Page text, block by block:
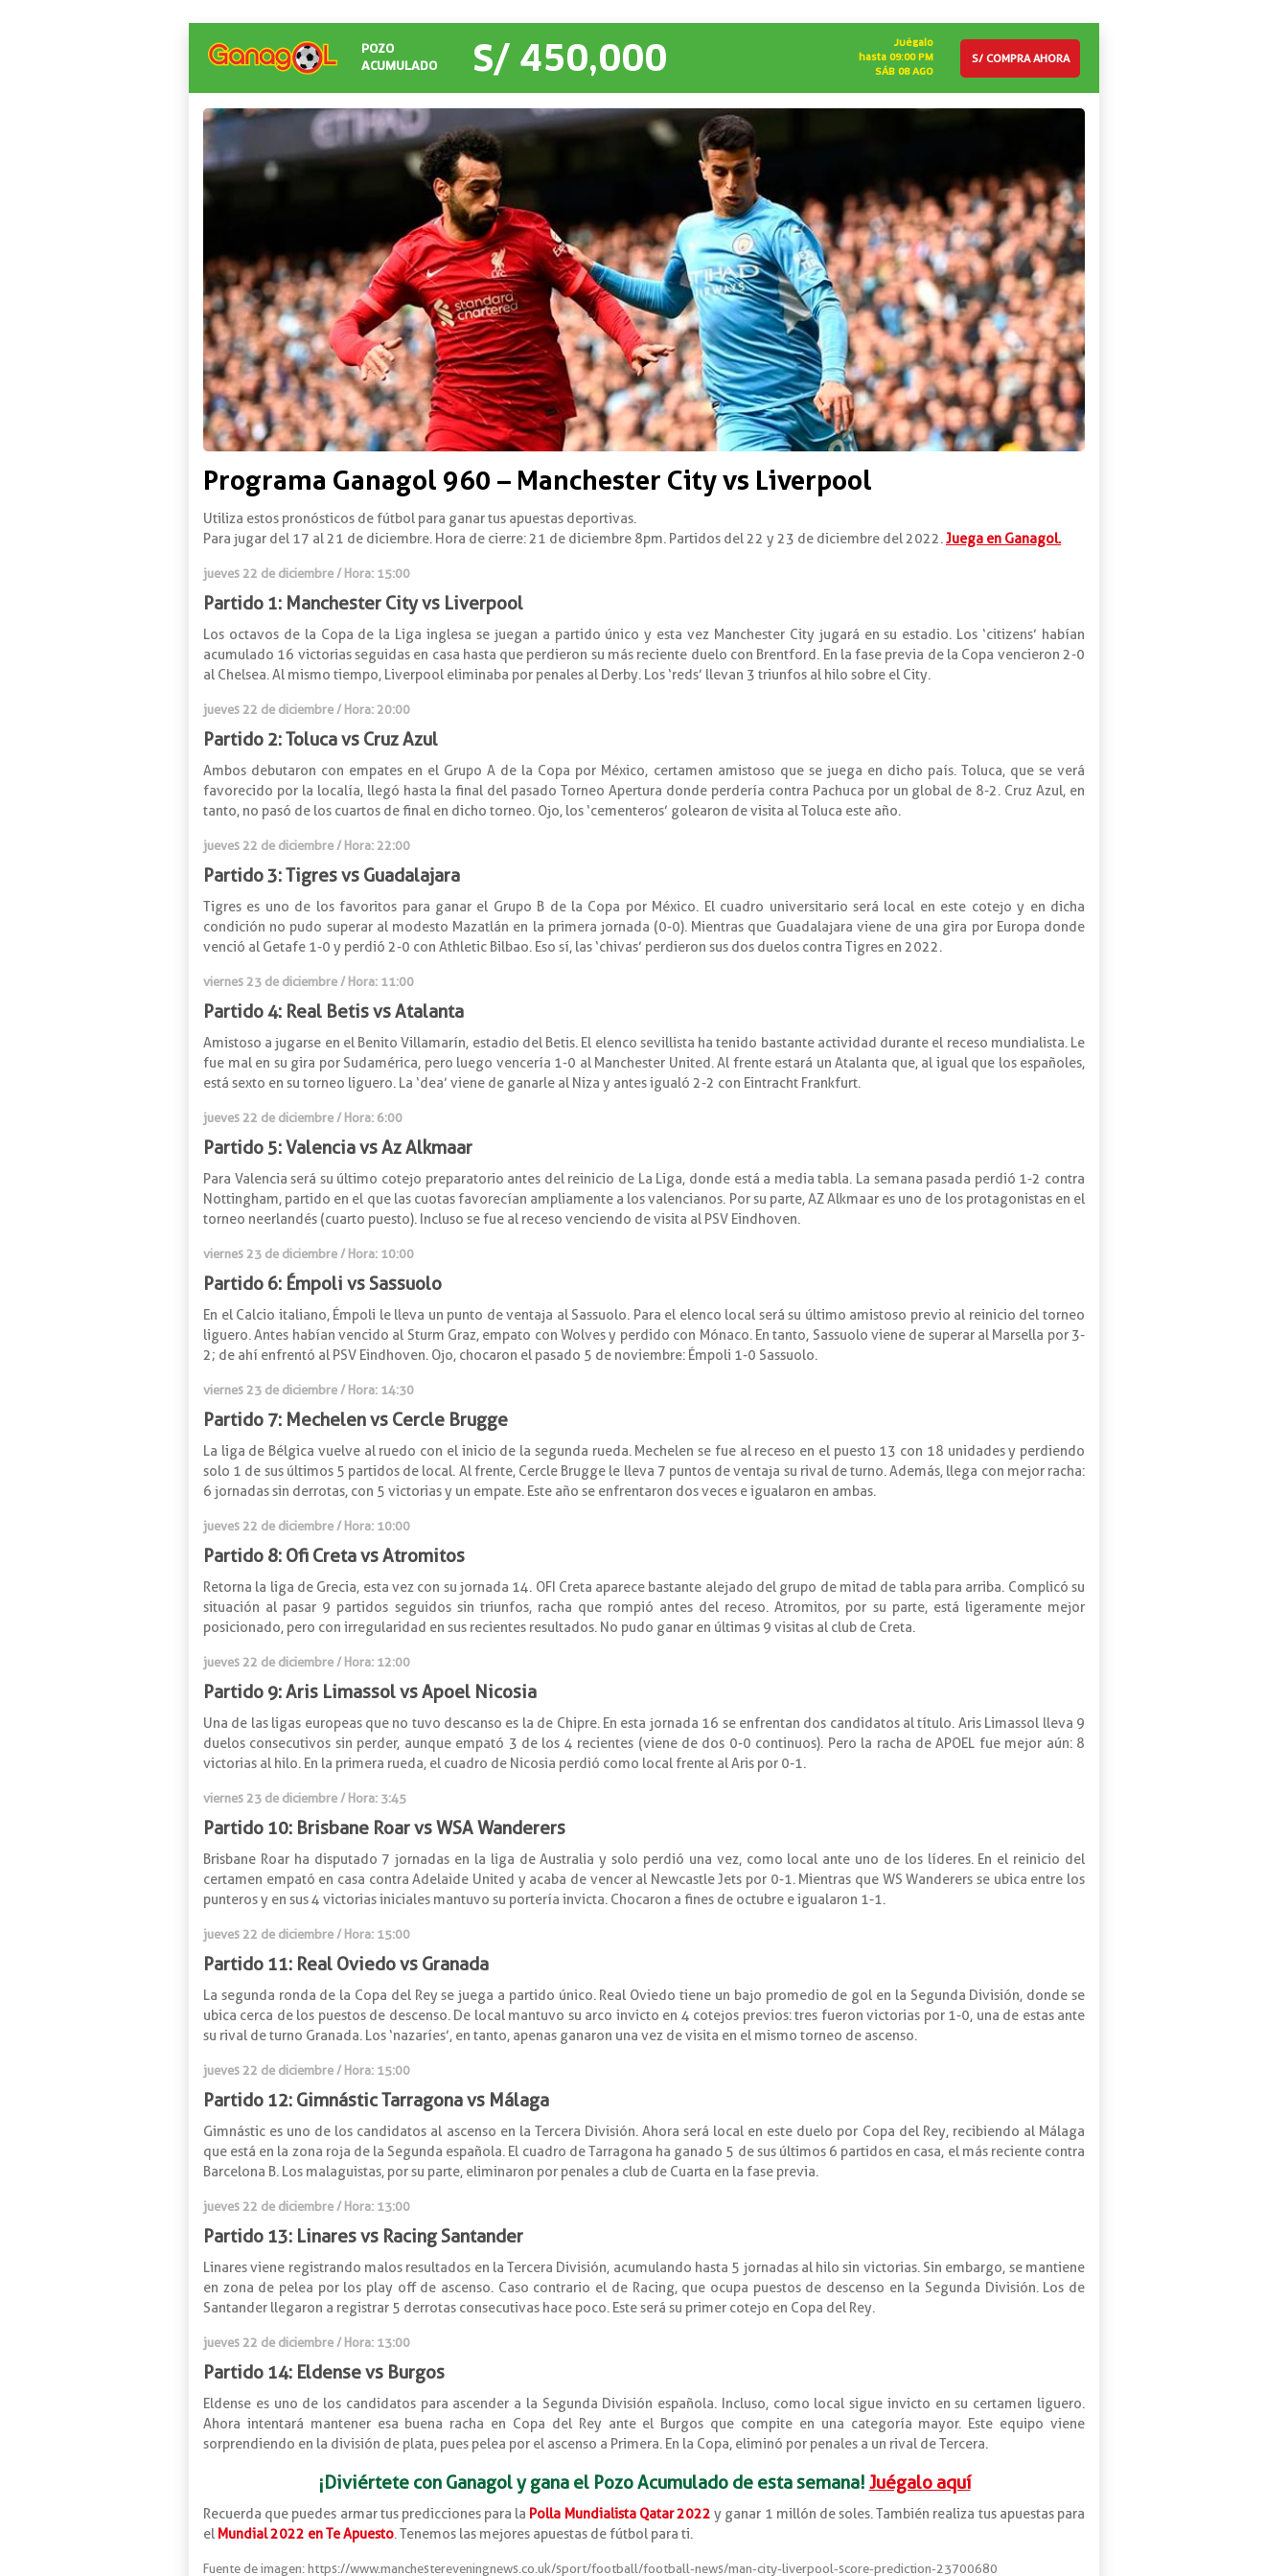
POZO
ACUMULADO
S/ 450,000
Juégalo
hasta 09:00 PM
SÁB 08 AGO
S/ COMPRA AHORA
Programa Ganagol 960 – Manchester City vs Liverpool
Utiliza estos pronósticos de fútbol para ganar tus apuestas deportivas.
Para jugar del 17 al 21 de diciembre. Hora de cierre: 21 de diciembre 8pm. Partidos del 22 y 23 de diciembre del 2022. Juega en Ganagol.
jueves 22 de diciembre / Hora: 15:00
Partido 1: Manchester City vs Liverpool
Los octavos de la Copa de la Liga inglesa se juegan a partido único y esta vez Manchester City jugará en su estadio. Los ‘citizens’ habían
acumulado 16 victorias seguidas en casa hasta que perdieron su más reciente duelo con Brentford. En la fase previa de la Copa vencieron 2-0
al Chelsea. Al mismo tiempo, Liverpool eliminaba por penales al Derby. Los ‘reds’ llevan 3 triunfos al hilo sobre el City.
jueves 22 de diciembre / Hora: 20:00
Partido 2: Toluca vs Cruz Azul
Ambos debutaron con empates en el Grupo A de la Copa por México, certamen amistoso que se juega en dicho país. Toluca, que se verá
favorecido por la localía, llegó hasta la final del pasado Torneo Apertura donde perdería contra Pachuca por un global de 8-2. Cruz Azul, en
tanto, no pasó de los cuartos de final en dicho torneo. Ojo, los ‘cementeros’ golearon de visita al Toluca este año.
jueves 22 de diciembre / Hora: 22:00
Partido 3: Tigres vs Guadalajara
Tigres es uno de los favoritos para ganar el Grupo B de la Copa por México. El cuadro universitario será local en este cotejo y en dicha
condición no pudo superar al modesto Mazatlán en la primera jornada (0-0). Mientras que Guadalajara viene de una gira por Europa donde
venció al Getafe 1-0 y perdió 2-0 con Athletic Bilbao. Eso sí, las ‘chivas’ perdieron sus dos duelos contra Tigres en 2022.
viernes 23 de diciembre / Hora: 11:00
Partido 4: Real Betis vs Atalanta
Amistoso a jugarse en el Benito Villamarín, estadio del Betis. El elenco sevillista ha tenido bastante actividad durante el receso mundialista. Le
fue mal en su gira por Sudamérica, pero luego vencería 1-0 al Manchester United. Al frente estará un Atalanta que, al igual que los españoles,
está sexto en su torneo liguero. La ‘dea’ viene de ganarle al Niza y antes igualó 2-2 con Eintracht Frankfurt.
jueves 22 de diciembre / Hora: 6:00
Partido 5: Valencia vs Az Alkmaar
Para Valencia será su último cotejo preparatorio antes del reinicio de La Liga, donde está a media tabla. La semana pasada perdió 1-2 contra
Nottingham, partido en el que las cuotas favorecían ampliamente a los valencianos. Por su parte, AZ Alkmaar es uno de los protagonistas en el
torneo neerlandés (cuarto puesto). Incluso se fue al receso venciendo de visita al PSV Eindhoven.
viernes 23 de diciembre / Hora: 10:00
Partido 6: Émpoli vs Sassuolo
En el Calcio italiano, Émpoli le lleva un punto de ventaja al Sassuolo. Para el elenco local será su último amistoso previo al reinicio del torneo
liguero. Antes habían vencido al Sturm Graz, empato con Wolves y perdido con Mónaco. En tanto, Sassuolo viene de superar al Marsella por 3-
2; de ahí enfrentó al PSV Eindhoven. Ojo, chocaron el pasado 5 de noviembre: Émpoli 1-0 Sassuolo.
viernes 23 de diciembre / Hora: 14:30
Partido 7: Mechelen vs Cercle Brugge
La liga de Bélgica vuelve al ruedo con el inicio de la segunda rueda. Mechelen se fue al receso en el puesto 13 con 18 unidades y perdiendo
solo 1 de sus últimos 5 partidos de local. Al frente, Cercle Brugge le lleva 7 puntos de ventaja su rival de turno. Además, llega con mejor racha:
6 jornadas sin derrotas, con 5 victorias y un empate. Este año se enfrentaron dos veces e igualaron en ambas.
jueves 22 de diciembre / Hora: 10:00
Partido 8: Ofi Creta vs Atromitos
Retorna la liga de Grecia, esta vez con su jornada 14. OFI Creta aparece bastante alejado del grupo de mitad de tabla para arriba. Complicó su
situación al pasar 9 partidos seguidos sin triunfos, racha que rompió antes del receso. Atromitos, por su parte, está ligeramente mejor
posicionado, pero con irregularidad en sus recientes resultados. No pudo ganar en últimas 9 visitas al club de Creta.
jueves 22 de diciembre / Hora: 12:00
Partido 9: Aris Limassol vs Apoel Nicosia
Una de las ligas europeas que no tuvo descanso es la de Chipre. En esta jornada 16 se enfrentan dos candidatos al título. Aris Limassol lleva 9
duelos consecutivos sin perder, aunque empató 3 de los 4 recientes (viene de dos 0-0 continuos). Pero la racha de APOEL fue mejor aún: 8
victorias al hilo. En la primera rueda, el cuadro de Nicosia perdió como local frente al Aris por 0-1.
viernes 23 de diciembre / Hora: 3:45
Partido 10: Brisbane Roar vs WSA Wanderers
Brisbane Roar ha disputado 7 jornadas en la liga de Australia y solo perdió una vez, como local ante uno de los líderes. En el reinicio del
certamen empató en casa contra Adelaide United y acaba de vencer al Newcastle Jets por 0-1. Mientras que WS Wanderers se ubica entre los
punteros y en sus 4 victorias iniciales mantuvo su portería invicta. Chocaron a fines de octubre e igualaron 1-1.
jueves 22 de diciembre / Hora: 15:00
Partido 11: Real Oviedo vs Granada
La segunda ronda de la Copa del Rey se juega a partido único. Real Oviedo tiene un bajo promedio de gol en la Segunda División, donde se
ubica cerca de los puestos de descenso. De local mantuvo su arco invicto en 4 cotejos previos: tres fueron victorias por 1-0, una de estas ante
su rival de turno Granada. Los ‘nazaríes’, en tanto, apenas ganaron una vez de visita en el mismo torneo de ascenso.
jueves 22 de diciembre / Hora: 15:00
Partido 12: Gimnástic Tarragona vs Málaga
Gimnástic es uno de los candidatos al ascenso en la Tercera División. Ahora será local en este duelo por Copa del Rey, recibiendo al Málaga
que está en la zona roja de la Segunda española. El cuadro de Tarragona ha ganado 5 de sus últimos 6 partidos en casa, el más reciente contra
Barcelona B. Los malaguistas, por su parte, eliminaron por penales a club de Cuarta en la fase previa.
jueves 22 de diciembre / Hora: 13:00
Partido 13: Linares vs Racing Santander
Linares viene registrando malos resultados en la Tercera División, acumulando hasta 5 jornadas al hilo sin victorias. Sin embargo, se mantiene
en zona de pelea por los play off de ascenso. Caso contrario el de Racing, que ocupa puestos de descenso en la Segunda División. Los de
Santander llegaron a registrar 5 derrotas consecutivas hace poco. Este será su primer cotejo en Copa del Rey.
jueves 22 de diciembre / Hora: 13:00
Partido 14: Eldense vs Burgos
Eldense es uno de los candidatos para ascender a la Segunda División española. Incluso, como local sigue invicto en su certamen liguero.
Ahora intentará mantener esa buena racha en Copa del Rey ante el Burgos que compite en una categoría mayor. Este equipo viene
sorprendiendo en la división de plata, pues pelea por el ascenso a Primera. En la Copa, eliminó por penales a un rival de Tercera.
¡Diviértete con Ganagol y gana el Pozo Acumulado de esta semana! Juégalo aquí
Recuerda que puedes armar tus predicciones para la Polla Mundialista Qatar 2022 y ganar 1 millón de soles. También realiza tus apuestas para
el Mundial 2022 en Te Apuesto. Tenemos las mejores apuestas de fútbol para ti.
Fuente de imagen: https://www.manchestereveningnews.co.uk/sport/football/football-news/man-city-liverpool-score-prediction-23700680